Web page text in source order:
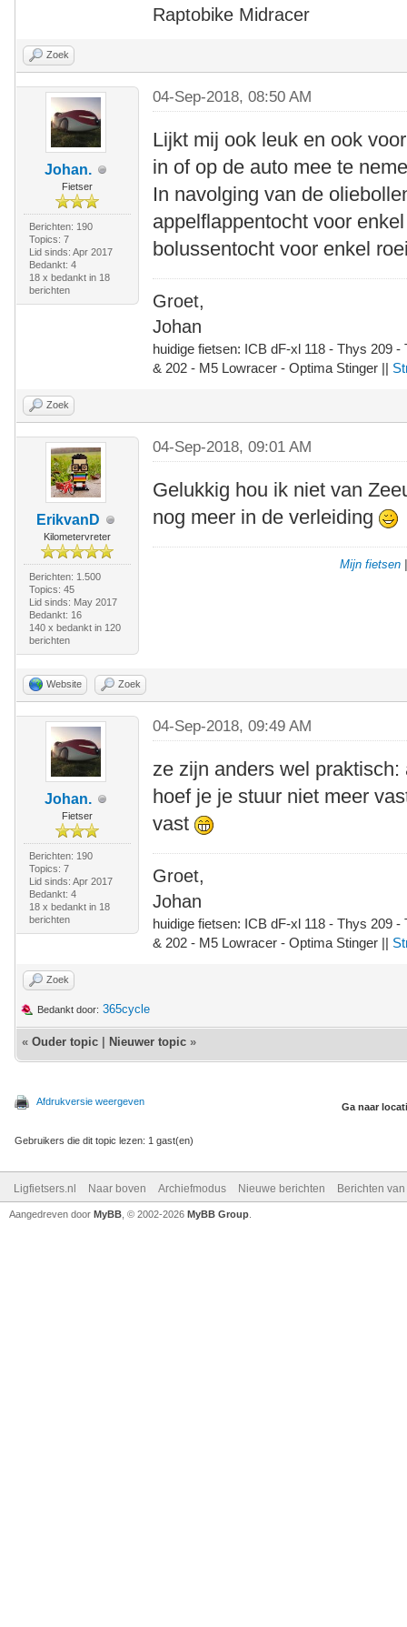
Raptobike Midracer
Zoek
Johan.
Fietser
Berichten: 190
Topics: 7
Lid sinds: Apr 2017
Bedankt: 4
18 x bedankt in 18
berichten
04-Sep-2018, 08:50 AM
Lijkt mij ook leuk en ook
in of op de auto mee te
In navolging van de
appelflappentocht voor
bolussentocht voor enkel
Groet,
Johan
huidige fietsen: ICB dF-xl 118 - Thys 209
& 202 - M5 Lowracer - Optima Stinger ||
Zoek
ErikvanD
Kilometervreter
Berichten: 1.500
Topics: 45
Lid sinds: May 2017
Bedankt: 16
140 x bedankt in 120
berichten
04-Sep-2018, 09:01 AM
Gelukkig hou ik niet van
nog meer in de verleiding
Mijn fietsen
Website Zoek
Johan.
Fietser
Berichten: 190
Topics: 7
Lid sinds: Apr 2017
Bedankt: 4
18 x bedankt in 18
berichten
04-Sep-2018, 09:49 AM
ze zijn anders wel
hoef je je stuur niet meer
vast
Groet,
Johan
huidige fietsen: ICB dF-xl 118 - Thys 209
& 202 - M5 Lowracer - Optima Stinger ||
Zoek
Bedankt door: 365cycle
« Ouder topic Nieuwer topic »
Afdrukversie weergeven Ga naar
Gebruikers die dit topic lezen: 1 gast(en)
Ligfietsers.nl Naar boven Archiefmodus Nieuwe berichten Berichten
Aangedreven door MyBB , © 2002-2026 MyBB Group